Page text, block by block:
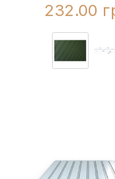
232.00